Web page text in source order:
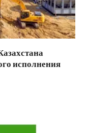
исполнения